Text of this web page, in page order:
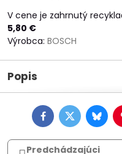
V cene je zahrnutý
5,80 €
Výrobca: BOSCH
Popis
FacebookTwitter
Predchádzajúci